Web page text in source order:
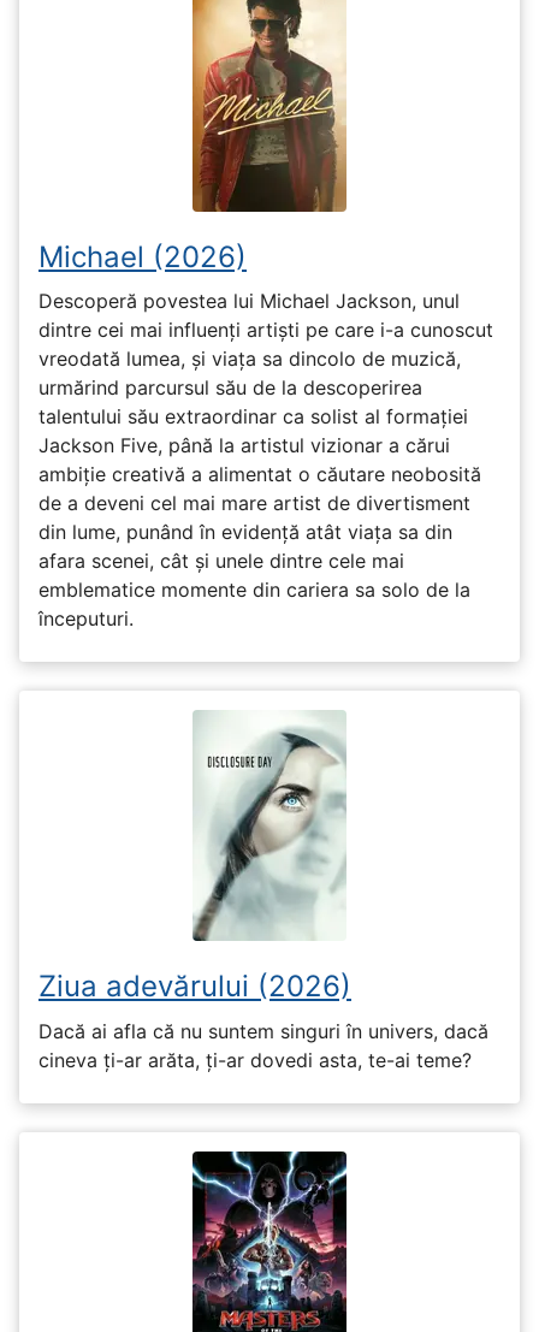
Michael (2026)
Descoperă povestea lui Michael Jackson, unul
dintre cei mai influenți artiști pe care i-a cunoscut
vreodată lumea, și viața sa dincolo de muzică,
urmărind parcursul său de la descoperirea
talentului său extraordinar ca solist al formației
Jackson Five, până la artistul vizionar a cărui
ambiție creativă a alimentat o căutare neobosită
de a deveni cel mai mare artist de divertisment
din lume, punând în evidență atât viața sa din
afara scenei, cât și unele dintre cele mai
emblematice momente din cariera sa solo de la
începuturi.
Ziua adevărului (2026)
Dacă ai afla că nu suntem singuri în univers, dacă
cineva ți-ar arăta, ți-ar dovedi asta, te-ai teme?